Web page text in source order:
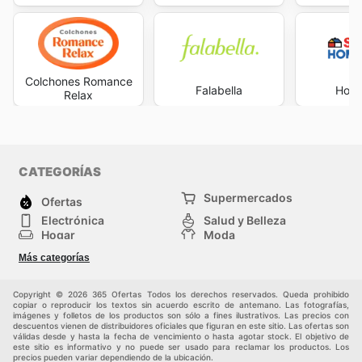
Colchones Romance
Relax
Falabella
CATEGORÍAS
Ofertas
Supermercados
Electrónica
Salud y Belleza
Hogar
Moda
Herramientas y jardinería
Infancia
Más categorías
Copyright © 2026 365 Ofertas Todos los derechos reservados. Queda prohibido
copiar o reproducir los textos sin acuerdo escrito de antemano. Las fotografías,
imágenes y folletos de los productos son sólo a fines ilustrativos. Las precios con
descuentos vienen de distribuidores oficiales que figuran en este sitio. Las ofertas son
válidas desde y hasta la fecha de vencimiento o hasta agotar stock. El objetivo de
este sitio es informativo y no puede ser usado para reclamar los productos. Los
precios pueden variar dependiendo de la ubicación.